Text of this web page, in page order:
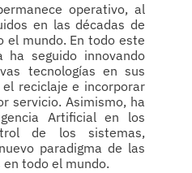
operativo, al
en las décadas de
mundo. En todo este
ha seguido innovando
tecnologías en sus
reciclaje e incorporar
servicio. Asimismo, ha
Artificial en los
de los sistemas,
paradigma de las
todo el mundo.